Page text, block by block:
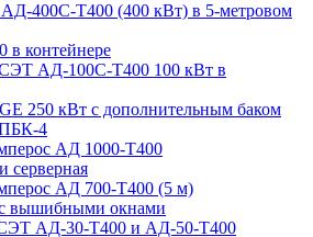
400С-Т400 (400 кВт) в 5-метровом
контейнере
СЭТ АД-100С-Т400 100 кВт в
250 кВт с дополнительным баком
4
АД 1000-Т400
серверная
АД 700-Т400 (5 м)
вышибными окнами
АД-30-Т400 и АД-50-Т400